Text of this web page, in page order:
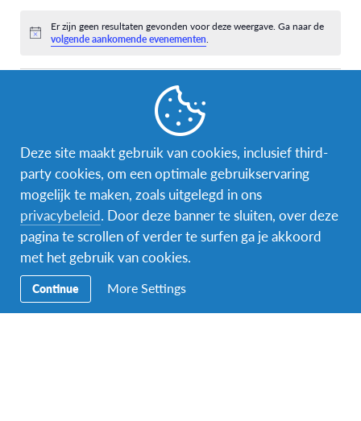
evenementen,evenementen,evenementen,evenementen,
evenementen,
Bericht
Er zijn geen resultaten gevonden voor deze weergave. Ga naar de
volgende aankomende evenementen.
Deze maand
FacebookInstagram
Deze site maakt gebruik van cookies, inclusief third-
party cookies, om een optimale gebruikservaring
mogelijk te maken, zoals uitgelegd in ons
privacybeleid. Door deze banner te sluiten, over deze
pagina te scrollen of verder te surfen ga je akkoord
met het gebruik van cookies.
Continue More Settings